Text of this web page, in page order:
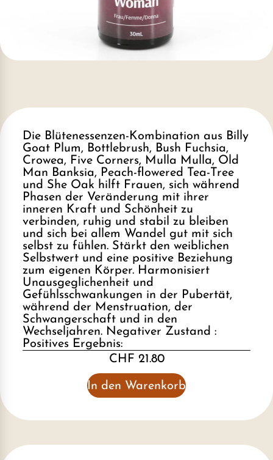
Die Blütenessenzen-Kombination aus Billy
Goat Plum, Bottlebrush, Bush Fuchsia,
Crowea, Five Corners, Mulla Mulla, Old
Man Banksia, Peach-flowered Tea-Tree
und She Oak hilft Frauen, sich während
Phasen der Veränderung mit ihrer
inneren Kraft und Schönheit zu
verbinden, ruhig und stabil zu bleiben
und sich bei allem Wandel gut mit sich
selbst zu fühlen. Stärkt den weiblichen
Selbstwert und eine positive Beziehung
zum eigenen Körper. Harmonisiert
Unausgeglichenheit und
Gefühlsschwankungen in der Pubertät,
während der Menstruation, der
Schwangerschaft und in den
Wechseljahren. Negativer Zustand :
Positives Ergebnis:
CHF 21.80
In den Warenkorb